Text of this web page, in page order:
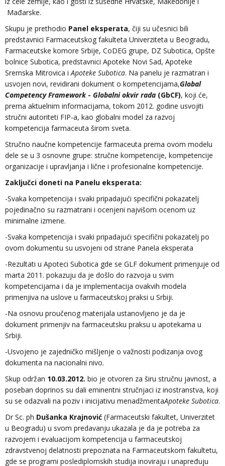
Mađarske.
Skupu je prethodio Panel eksperata, čiji su učesnici bili
predstavnici Farmaceutskog fakulteta Univerziteta u Beogradu,
Farmaceutske komore Srbije, CoDEG grupe, DZ Subotica, Opšte
bolnice Subotica, predstavnici Apoteke Novi Sad, Apoteke
Sremska Mitrovica iApoteke Subotica. Na panelu je razmatran i
usvojen novi, revidirani dokument o kompetencijama,Global
Competency Framework- Globalni okvir rada (GbCF), koji će,
prema aktuelnim informacijama, tokom 2012. godine usvojiti
stručni autoriteti FIP-a, kao globalni model za razvoj
kompetencija farmaceuta širom sveta.
Stručno naučne kompetencije farmaceuta prema ovom modelu
dele se u 3 osnovne grupe: stručne kompetencije, kompetencije
organizacije i upravljanja i lične i profesionalne kompetencije.
Zaključci doneti na Panelu eksperata:
-Svaka kompetencija i svaki pripadajući specifični pokazatelj
pojedinačno su razmatrani i ocenjeni najvišom ocenom uz
minimalne izmene.
-Svaka kompetencija i svaki pripadajući specifični pokazatelj po
ovom dokumentu su usvojeni od strane Panela eksperata
-Rezultati u Apoteci Subotica gde se GLF dokument primenjuje od
marta 2011. pokazuju da je došlo do razvoja u svim
kompetencijama i da je implementacija ovakvih modela
primenjiva na uslove u farmaceutskoj praksi u Srbiji.
-Na osnovu proučenog materijala ustanovljeno je da je
dokument primenjiv na farmaceutsku praksu u apotekama u
Srbiji.
-Usvojeno je zajedničko mišljenje o važnosti podizanja ovog
dokumenta na nacionalni nivo.
Skup održan 10.03.2012. bio je otvoren za širu stručnu javnost, a
poseban doprinos su dali eminentni stručnjaci iz inostranstva, koji
su se odazvali na poziv i inicijativu menadžmentaApoteke Subotica.
Dr Sc. ph Dušanka Krajnović (Farmaceutski fakultet, Univerzitet
u Beogradu) u svom predavanju ukazala je da je potreba za
razvojem i evaluacijom kompetencija u farmaceutskoj
zdravstvenoj delatnosti prepoznata na Farmaceutskom fakultetu,
gde se programi poslediplomskih studija inoviraju i unapređuju